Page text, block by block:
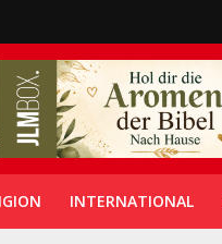
INTERNATIONAL